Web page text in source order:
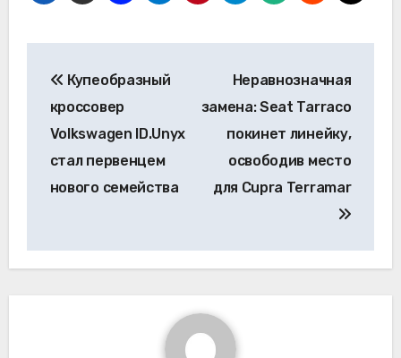
по
записям
Купеобразный
кроссовер
Volkswagen ID.Unyx
стал первенцем
нового семейства
Неравнозначная
замена: Seat Tarraco
покинет линейку,
освободив место
для Cupra Terramar